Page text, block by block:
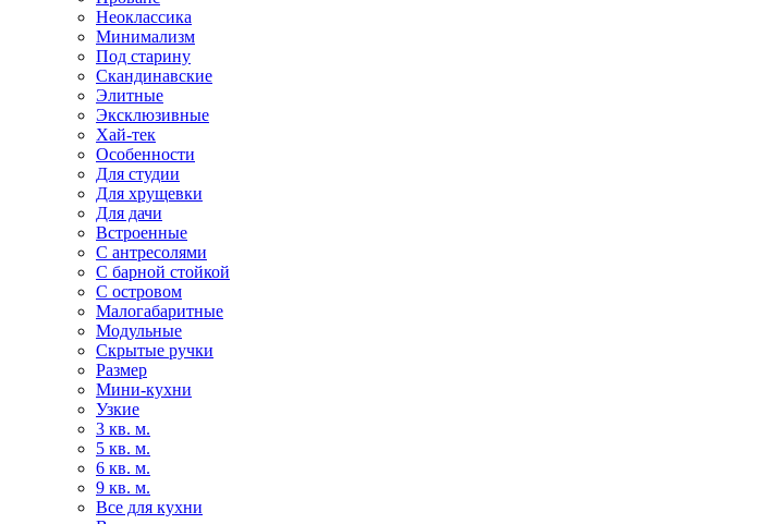
Неоклассика
Минимализм
Под старину
Скандинавские
Элитные
Эксклюзивные
Хай-тек
Особенности
Для студии
Для хрущевки
Для дачи
Встроенные
С антресолями
С барной стойкой
С островом
Малогабаритные
Модульные
Скрытые ручки
Размер
Мини-кухни
Узкие
3 кв. м.
5 кв. м.
6 кв. м.
9 кв. м.
Все для кухни